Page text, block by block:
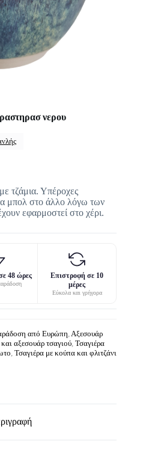
νερου
τζάμια. Υπέροχες
μπολ στο άλλο λόγω των
εφαρμοστεί στο χέρι.
48 ώρες
Επιστροφή σε 10
μέρες
Εύκολα και γρήγορα
από Ευρώπη Αξεσουάρ
και αξεσουάρ τσαγιού Τσαγιέρα
Τσαγιέρα με κούπα και φλιτζάνι